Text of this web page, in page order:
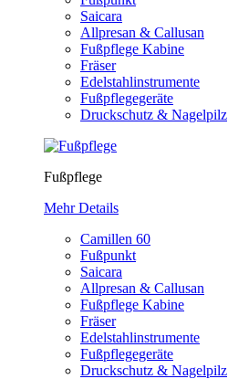
Saicara
Allpresan & Callusan
Fußpflege Kabine
Fräser
Edelstahlinstrumente
Fußpflegegeräte
Druckschutz & Nagelpilz
Fußpflege
Mehr Details
Camillen 60
Fußpunkt
Saicara
Allpresan & Callusan
Fußpflege Kabine
Fräser
Edelstahlinstrumente
Fußpflegegeräte
Druckschutz & Nagelpilz